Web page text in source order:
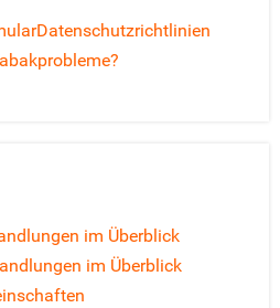
Datenschutzrichtlinien
im Überblick
im Überblick